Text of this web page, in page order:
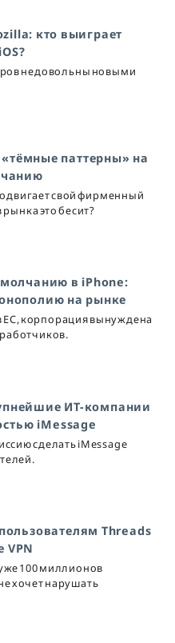
кто выиграет
недовольны новыми
паттерны» на
свой фирменный
это бесит?
в iPhone:
на рынке
ЕС, корпорация вынуждена
ИТ-компании
iMessage
сделать iMessage
Threads
VPN
100 миллионов
хочет нарушать